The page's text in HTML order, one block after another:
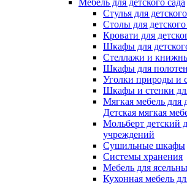
Мебель для детского сада
Стулья для
Столы для детского
Кровати для
Шкафы для
Стеллажи и
Шкафы для
Уголки природы и
Шкафы и стенки
Мягкая мебель для
Детская мягкая
Мольберт детский
учреждений
Сушильные шкафы
Системы хранения
Мебель для
Кухонная мебель